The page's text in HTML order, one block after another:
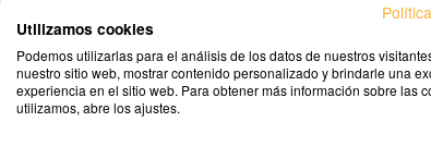
Nuestro kit de materiales está compuesto por
cada uno con una función específica. A
materiales más importantes y su papel en el montaje
Utilizamos cookies
Podemos utilizarlas para el análisis de los datos de nuestros
nuestro sitio web, mostrar contenido personalizado y brindarle una
experiencia en el sitio web. Para obtener más información sobre las
utilizamos, abre los ajustes.